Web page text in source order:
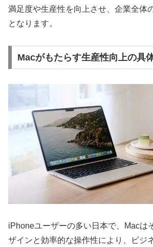
満足度や生産性を向上させ、企業全体
となります。
Macがもたらす生産性向上の具
iPhoneユーザーの多い日本で、Macは
ザインと効率的な操作性により、ビジ